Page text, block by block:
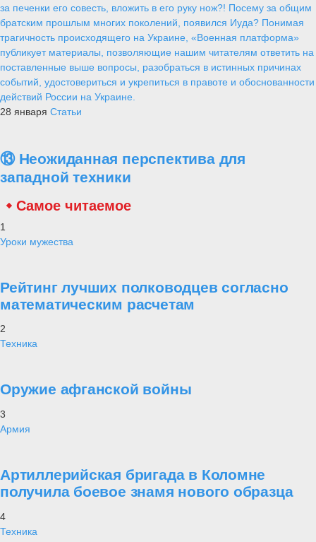
за печенки его совесть, вложить в его руку нож?! Посему за общим
братским прошлым многих поколений, появился Иуда? Понимая
трагичность происходящего на Украине, «Военная платформа»
публикует материалы, позволяющие нашим читателям ответить на
поставленные выше вопросы, разобраться в истинных причинах
событий, удостовериться и укрепиться в правоте и обоснованности
действий России на Украине.
28 января Статьи
⑬ Неожиданная перспектива для
западной техники
Самое читаемое
1
Уроки мужества
Рейтинг лучших полководцев согласно
математическим расчетам
2
Техника
Оружие афганской войны
3
Армия
Артиллерийская бригада в Коломне
получила боевое знамя нового образца
4
Техника